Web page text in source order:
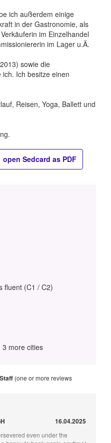
ich außerdem einige
in der Gastronomie, als
im Einzelhandel
im Lager u.Ä.
sowie die
Ich besitze einen
Reisen, Yoga, Ballett und
open Sedcard as PDF
fluent (C1 / C2)
3 more cities
(one or more reviews
16.04.2025
even under the